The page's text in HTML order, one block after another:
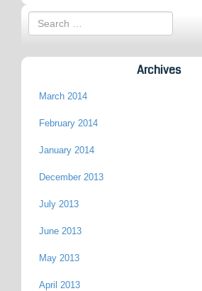
Archives
March 2014
February 2014
January 2014
December 2013
July 2013
June 2013
May 2013
April 2013